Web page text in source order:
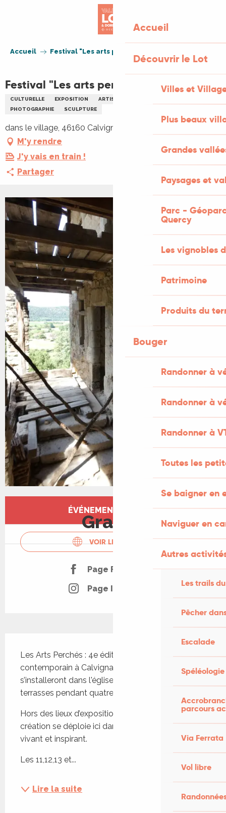
Accueil
Découvrir le Lot
Villes et
Plus beaux
Grandes
Paysages et
Parc -
Quercy
Les vignobles
Patrimoine
Produits du
Bouger
Randonner à
Randonner à
Randonner à
Toutes les
Se baigner en
Naviguer en
Autres
Les trails
Pêcher
Escalade
Spéléologie
parcours
Via Ferrata
Vol libre
Accueil Festival "Les arts perchés" à Calvignac
Festival "Les arts perchés" à Calvignac
CULTURELLE EXPOSITION ARTISANAT
PHOTOGRAPHIE
SCULPTURE
dans le village, 46160 Calvignac
M'y rendre
J'y vais en train !
Partager
+2 PHOTOS
Ouverture et coordonnées
ÉVÉNEMENT TERMINÉ
Gratuit
VOIR LES SITES WEB
Page Facebook
Page Instagram
Les Arts Perchés : 4e édition du festival d'art
contemporain à Calvignac. Les artistes
s’installeront dans l'église, les rues, jardins et
terrasses pendant quatre jours.
Hors des lieux d’exposition traditionnels, la
création se déploie ici dans un cadre insolite,
vivant et inspirant.
Les 11,12,13 et...
Lire la suite